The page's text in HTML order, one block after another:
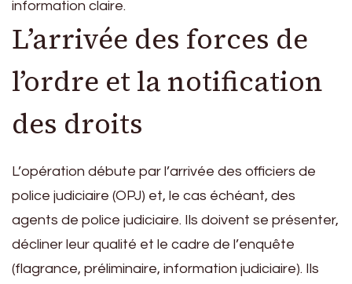
information claire.
L’arrivée des forces de
l’ordre et la notification
des droits
L’opération débute par l’arrivée des officiers de
police judiciaire (OPJ) et, le cas échéant, des
agents de police judiciaire. Ils doivent se présenter,
décliner leur qualité et le cadre de l’enquête
(flagrance, préliminaire, information judiciaire). Ils